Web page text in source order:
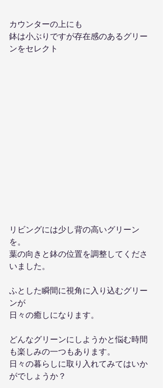
カウンターの上にも
鉢は小ぶりですが存在感のあるグリー
ンをセレクト
リビングには少し背の高いグリーン
を。
葉の向きと鉢の位置を調整してくださ
いました。
ふとした瞬間に視角に入り込むグリー
ンが
日々の癒しになります。
どんなグリーンにしようかと悩む時間
も楽しみの一つもあります。
日々の暮らしに取り入れてみてはいか
がでしょうか？